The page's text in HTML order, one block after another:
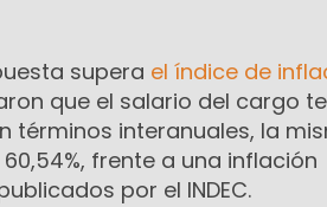
supera el índice de
que el salario del cargo
términos interanuales, la
frente a una inflación
por el INDEC.